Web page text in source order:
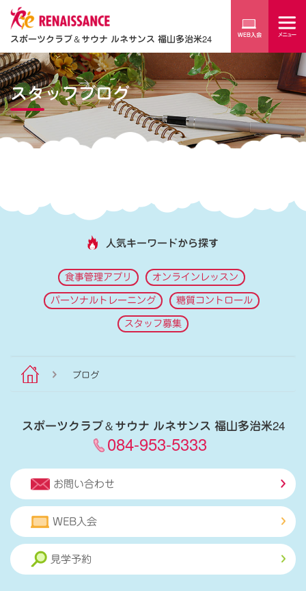
スポーツクラブ＆サウナ ルネサンス 福山多治米24
スタッフブログ
人気キーワードから探す
食事管理アプリ オンラインレッスン
パーソナルトレーニング 糖質コントロール
スタッフ募集
ブログ
スポーツクラブ＆サウナ ルネサンス 福山多治米24
084-953-5333
お問い合わせ
WEB入会
見学予約